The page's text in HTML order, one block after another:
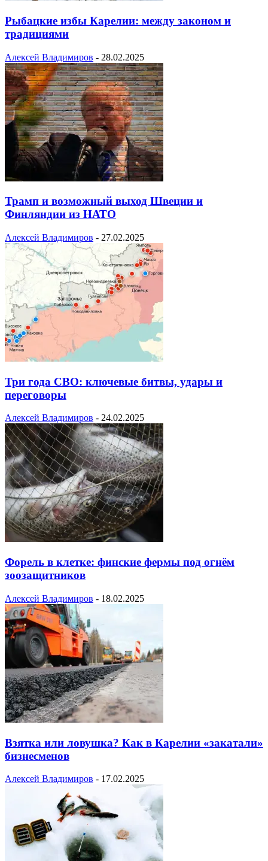
Рыбацкие избы Карелии: между законом и
традициями
Алексей Владимиров - 28.02.2025
Трамп и возможный выход Швеции и
Финляндии из НАТО
Алексей Владимиров - 27.02.2025
Три года СВО: ключевые битвы, удары и
переговоры
Алексей Владимиров - 24.02.2025
Форель в клетке: финские фермы под огнём
зоозащитников
Алексей Владимиров - 18.02.2025
Взятка или ловушка? Как в Карелии «закатали»
бизнесменов
Алексей Владимиров - 17.02.2025